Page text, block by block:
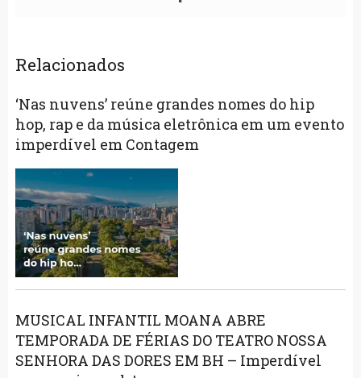
Relacionados
‘Nas nuvens’ reúne grandes nomes do hip
hop, rap e da música eletrônica em um evento
imperdível em Contagem
MUSICAL INFANTIL MOANA ABRE
TEMPORADA DE FÉRIAS DO TEATRO NOSSA
SENHORA DAS DORES EM BH – Imperdível